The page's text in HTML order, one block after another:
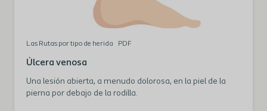
Las Rutas por tipo de herida PDF
Úlcera venosa
Una lesión abierta, a menudo dolorosa, en la piel de la
pierna por debajo de la rodilla.